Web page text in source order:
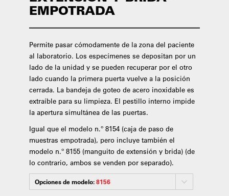
EMPOTRADA
Permite pasar cómodamente de la zona del paciente
al laboratorio. Los especímenes se depositan por un
lado de la unidad y se pueden recuperar por el otro
lado cuando la primera puerta vuelve a la posición
cerrada. La bandeja de goteo de acero inoxidable es
extraíble para su limpieza. El pestillo interno impide
la apertura simultánea de las puertas.
Igual que el modelo n.º 8154 (caja de paso de
muestras empotrada), pero incluye también el
modelo n.º 8155 (manguito de extensión y brida) (de
lo contrario, ambos se venden por separado).
Opciones de modelo:8156